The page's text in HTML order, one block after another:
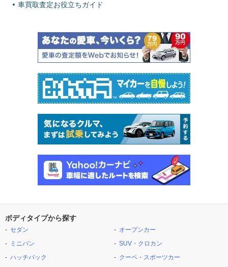
車買取査定お役立ちガイド
ボディタイプから探す
セダン
ミニバン
ハッチバック
オープンカー
SUV・クロカン
クーペ・スポーツカー